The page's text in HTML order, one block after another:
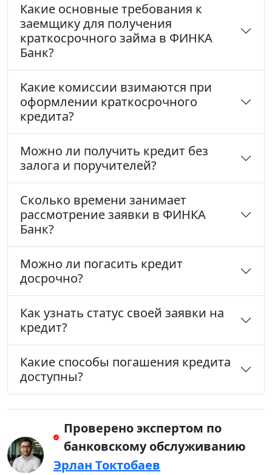
Какие основные требования к
заемщику для получения
краткосрочного займа в ФИНКА
Банк?
Какие комиссии взимаются при
оформлении краткосрочного
кредита?
Можно ли получить кредит без
залога и поручителей?
Сколько времени занимает
рассмотрение заявки в ФИНКА
Банк?
Можно ли погасить кредит
досрочно?
Как узнать статус своей заявки на
кредит?
Какие способы погашения кредита
доступны?
Проверено экспертом по
банковскому обслуживанию
Эрлан Токтобаев